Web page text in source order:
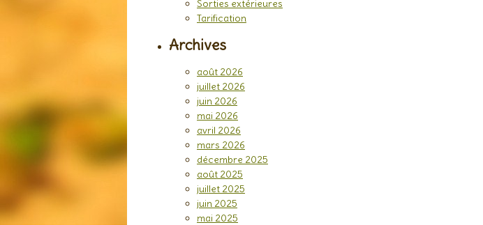
Sorties extérieures
Tarification
Archives
août 2026
juillet 2026
juin 2026
mai 2026
avril 2026
mars 2026
décembre 2025
août 2025
juillet 2025
juin 2025
mai 2025